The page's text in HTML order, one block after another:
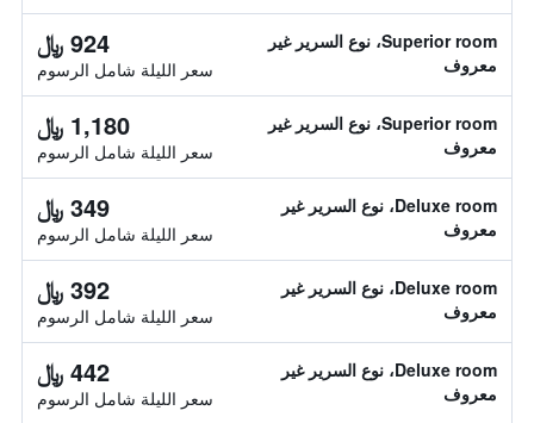
Superior room، نوع السرير غير
معروف
924 ﷼
سعر الليلة شامل الرسوم
Superior room، نوع السرير غير
معروف
1,180 ﷼
سعر الليلة شامل الرسوم
Deluxe room، نوع السرير غير
معروف
349 ﷼
سعر الليلة شامل الرسوم
Deluxe room، نوع السرير غير
معروف
392 ﷼
سعر الليلة شامل الرسوم
Deluxe room، نوع السرير غير
معروف
442 ﷼
سعر الليلة شامل الرسوم